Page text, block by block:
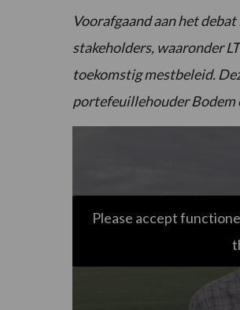
Voorafgaand aan het
stakeholders, waaronder
toekomstig mestbeleid.
portefeuillehouder Bodem
Please accept